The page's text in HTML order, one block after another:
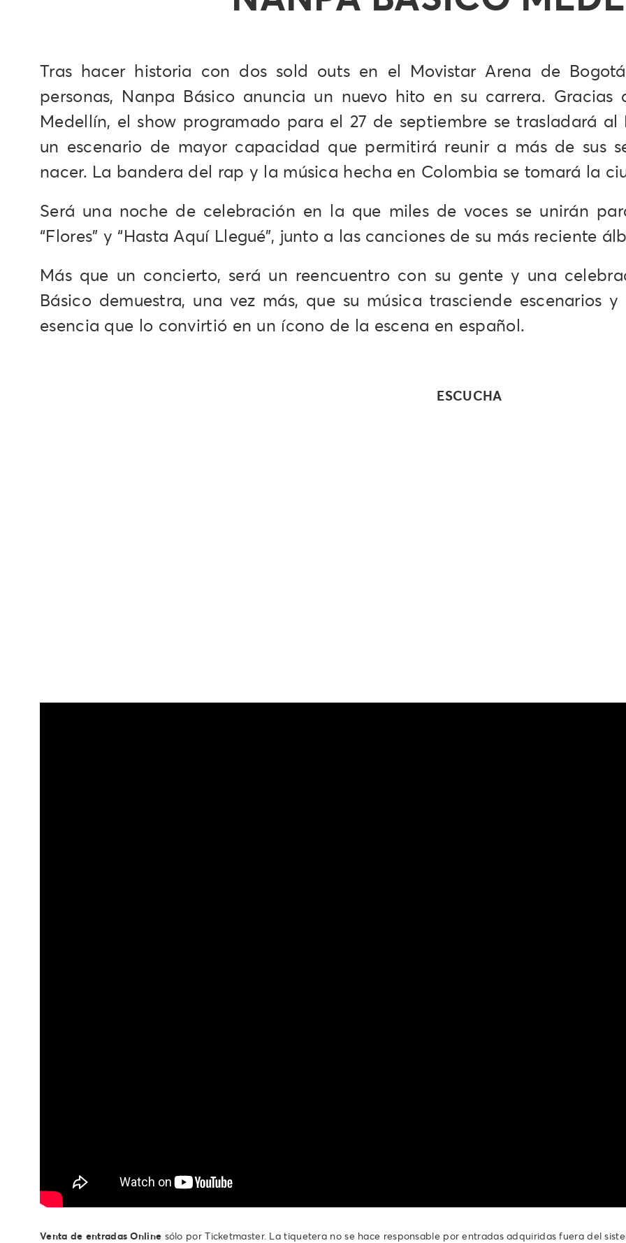
Tras hacer historia con dos sold outs en el Movistar Arena de
personas, Nanpa Básico anuncia un nuevo hito en su carrera.
Medellín, el show programado para el 27 de septiembre se trasladará
un escenario de mayor capacidad que permitirá reunir a más de sus
nacer. La bandera del rap y la música hecha en Colombia se tomará la
Será una noche de celebración en la que miles de voces se unirán
“Flores” y “Hasta Aquí Llegué”, junto a las canciones de su más reciente
Más que un concierto, será un reencuentro con su gente y una
Básico demuestra, una vez más, que su música trasciende escenarios
esencia que lo convirtió en un ícono de la escena en español.
ESCUCHA
Venta de entradas Online sólo por Ticketmaster. La tiquetera no se hace responsable por entradas adquiridas fuera del